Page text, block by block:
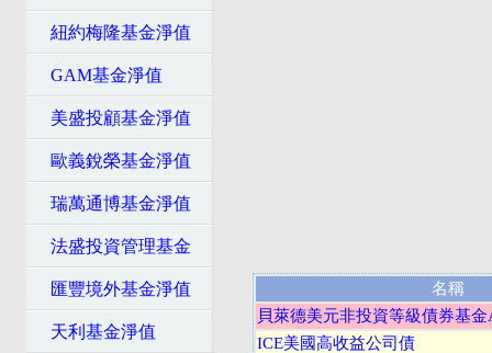
紐約梅隆基金淨值
GAM基金淨值
美盛投顧基金淨值
歐義銳榮基金淨值
瑞萬通博基金淨值
法盛投資管理基金
匯豐境外基金淨值
天利基金淨值
名稱
貝萊德美元非投資等級債券基金
ICE美國高收益公司債